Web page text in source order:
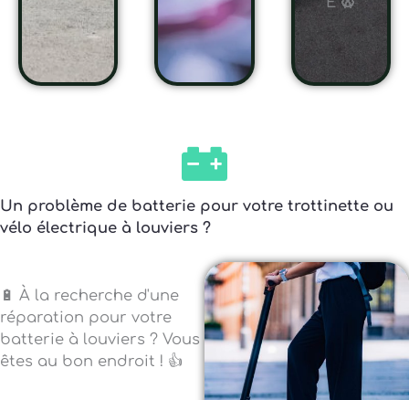
Un problème de batterie pour votre trottinette ou
vélo électrique à louviers ?
🔋 À la recherche d'une
réparation pour votre
batterie à louviers ? Vous
êtes au bon endroit ! 👍